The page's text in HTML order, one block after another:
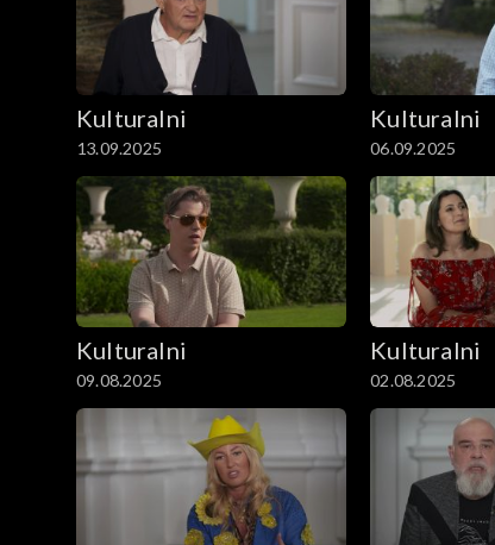
Kulturalni
13.09.2025
Kulturalni
06.09.2025
Kulturalni
09.08.2025
Kulturalni
02.08.2025